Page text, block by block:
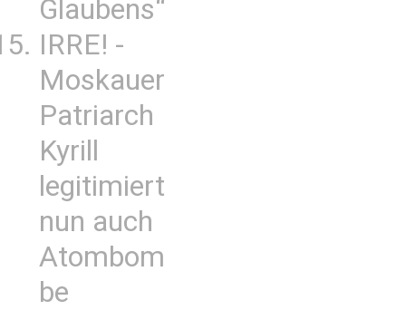
Glaubens“
IRRE! -
Moskauer
Patriarch
Kyrill
legitimiert
nun auch
Atombom
be